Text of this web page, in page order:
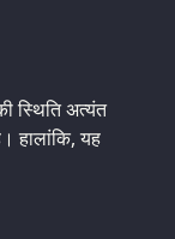
स्थिति अत्यंत
हालांकि, यह